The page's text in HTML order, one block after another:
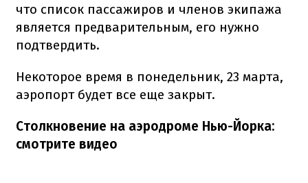
что список пассажиров и членов экипажа
является предварительным, его нужно
подтвердить.
Некоторое время в понедельник, 23 марта,
аэропорт будет все еще закрыт.
Столкновение на аэродроме Нью-Йорка:
смотрите видео